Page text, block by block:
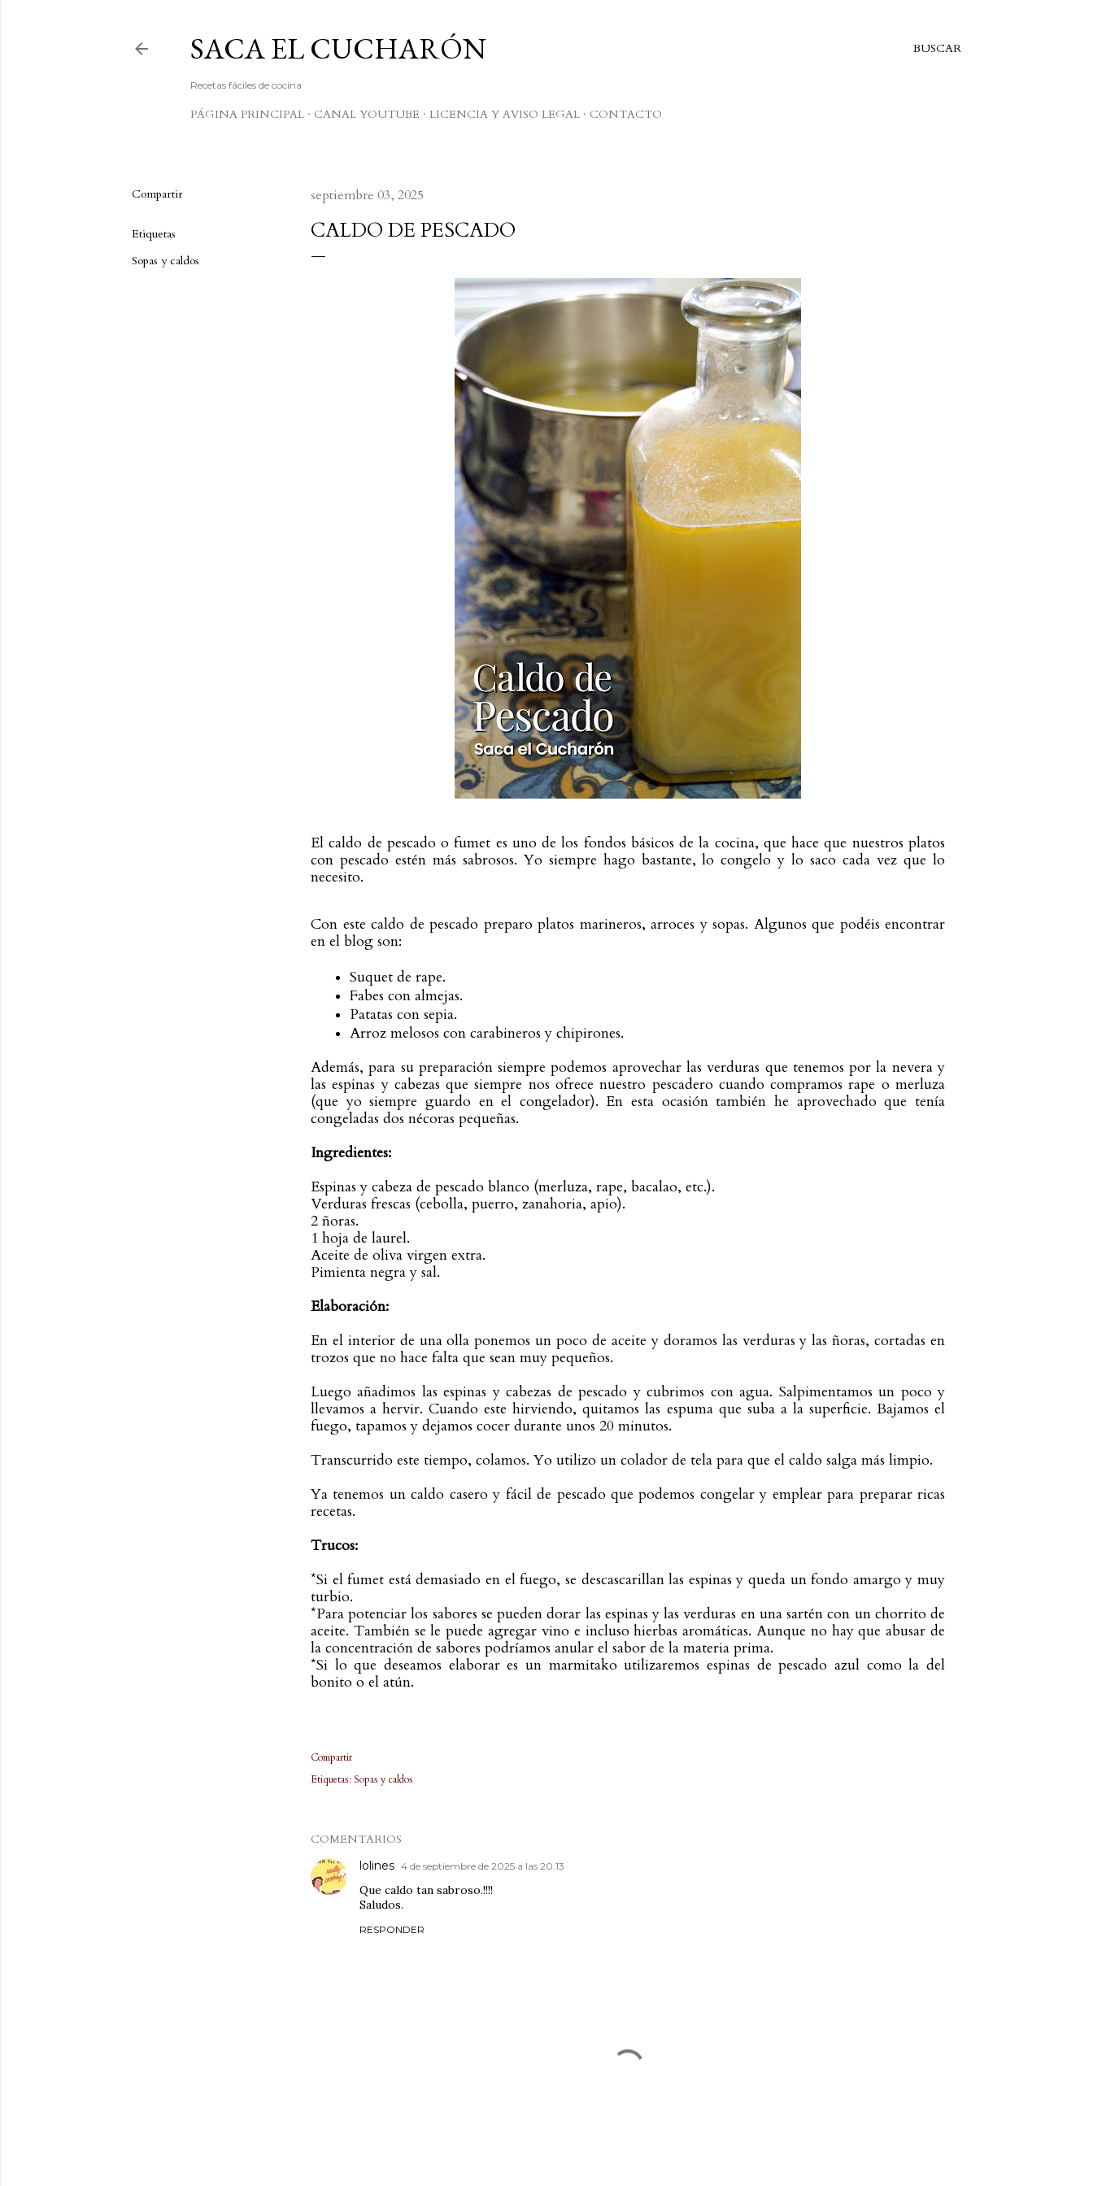
BUSCAR
SACA EL CUCHARÓN
Recetas fáciles de cocina
PÁGINA PRINCIPAL CANAL YOUTUBE LICENCIA Y AVISO LEGAL CONTACTO
Compartir
Etiquetas
Sopas y caldos
septiembre 03, 2025
CALDO DE PESCADO
El caldo de pescado o fumet es uno de los fondos básicos de la cocina, que hace que nuestros platos
con pescado estén más sabrosos. Yo siempre hago bastante, lo congelo y lo saco cada vez que lo
necesito.
Con este caldo de pescado preparo platos marineros, arroces y sopas. Algunos que podéis encontrar
en el blog son:
Suquet de rape.
Fabes con almejas.
Patatas con sepia.
Arroz melosos con carabineros y chipirones.
Además, para su preparación siempre podemos aprovechar las verduras que tenemos por la nevera y
las espinas y cabezas que siempre nos ofrece nuestro pescadero cuando compramos rape o merluza
(que yo siempre guardo en el congelador). En esta ocasión también he aprovechado que tenía
congeladas dos nécoras pequeñas.
Ingredientes:
Espinas y cabeza de pescado blanco (merluza, rape, bacalao, etc.).
Verduras frescas (cebolla, puerro, zanahoria, apio).
2 ñoras.
1 hoja de laurel.
Aceite de oliva virgen extra.
Pimienta negra y sal.
Elaboración:
En el interior de una olla ponemos un poco de aceite y doramos las verduras y las ñoras, cortadas en
trozos que no hace falta que sean muy pequeños.
Luego añadimos las espinas y cabezas de pescado y cubrimos con agua. Salpimentamos un poco y
llevamos a hervir. Cuando este hirviendo, quitamos las espuma que suba a la superficie. Bajamos el
fuego, tapamos y dejamos cocer durante unos 20 minutos.
Transcurrido este tiempo, colamos. Yo utilizo un colador de tela para que el caldo salga más limpio.
Ya tenemos un caldo casero y fácil de pescado que podemos congelar y emplear para preparar ricas
recetas.
Trucos:
*Si el fumet está demasiado en el fuego, se descascarillan las espinas y queda un fondo amargo y muy
turbio.
*Para potenciar los sabores se pueden dorar las espinas y las verduras en una sartén con un chorrito de
aceite. También se le puede agregar vino e incluso hierbas aromáticas. Aunque no hay que abusar de
la concentración de sabores podríamos anular el sabor de la materia prima.
*Si lo que deseamos elaborar es un marmitako utilizaremos espinas de pescado azul como la del
bonito o el atún.
Compartir
Etiquetas: Sopas y caldos
COMENTARIOS
lolines 4 de septiembre de 2025 a las 20:13
Que caldo tan sabroso.!!!!
Saludos.
RESPONDER